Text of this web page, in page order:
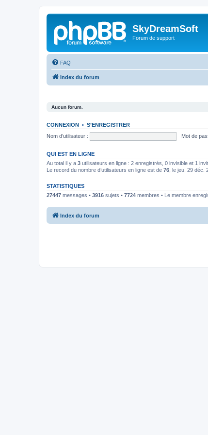
SkyDreamSoft
Forum de support
FAQ
Index du forum
Aucun forum.
CONNEXION • S’ENREGISTRER
Nom d’utilisateur :
Mot de
QUI EST EN LIGNE
Au total il y a 3 utilisateurs en ligne : 2 enregistrés, 0 invisible et 1
Le record du nombre d’utilisateurs en ligne est de 76 , le jeu. 29 déc.
STATISTIQUES
27447 messages • 3916 sujets • 7724 membres • Le membre
Index du forum